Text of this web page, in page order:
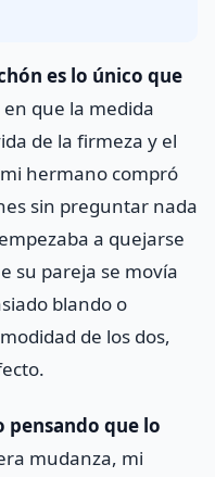
es lo único que
que la medida
de la firmeza y el
hermano compró
sin preguntar nada
a quejarse
su pareja se movía
blando o
de los dos,
pensando que lo
mudanza, mi